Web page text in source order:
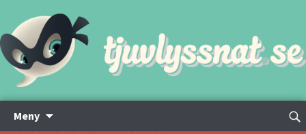
Meny
Sök